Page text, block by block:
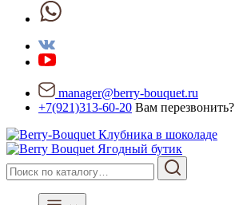
manager@berry-bouquet.ru
+7(921)313-60-20 Вам перезвонить?
Ягодный бутик